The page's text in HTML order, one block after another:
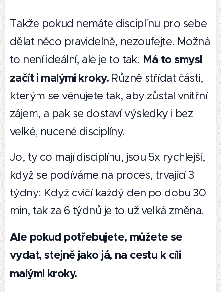
Takže pokud nemáte disciplínu pro sebe
dělat něco pravidelně, nezoufejte. Možná
to není ideální, ale je to tak. Má to smysl
začít i malými kroky. Různě střídat části,
kterým se věnujete tak, aby zůstal vnitřní
zájem, a pak se dostaví výsledky i bez
velké, nucené disciplíny.
Jo, ty co mají disciplínu, jsou 5x rychlejší,
když se podíváme na proces, trvající 3
týdny: Když cvičí každý den po dobu 30
min, tak za 6 týdnů je to už velká změna.
Ale pokud potřebujete, můžete se
vydat, stejně jako já, na cestu k cíli
malými kroky.